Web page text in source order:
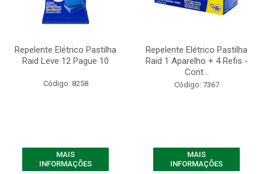
Repelente Elétrico Pastilha
Raid Leve 12 Pague 10
Código: 8258
MAIS
INFORMAÇÕES
Repelente Elétrico Pastilha
Raid 1 Aparelho + 4 Refis -
Cont...
Código: 7367
MAIS
INFORMAÇÕES